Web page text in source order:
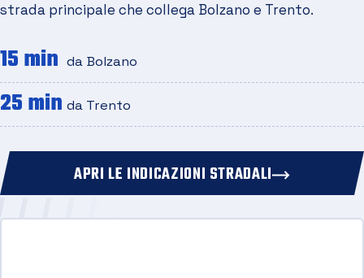
strada principale che collega Bolzano e Trento.
15 min da Bolzano
25 min da Trento
APRI LE INDICAZIONI STRADALI